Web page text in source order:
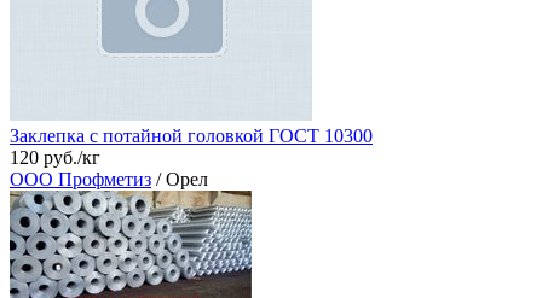
Заклепка с потайной головкой ГОСТ 10300
120 руб./кг
ООО Профметиз / Орел